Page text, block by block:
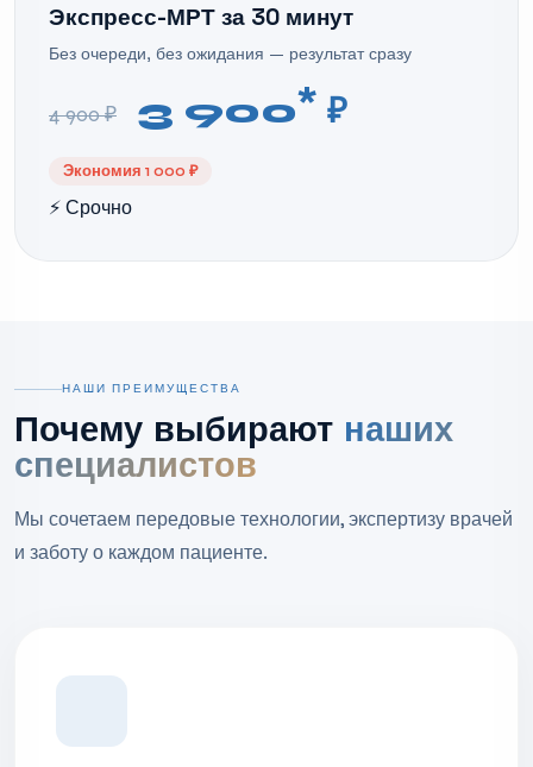
Экспресс-МРТ за 30 минут
Без очереди, без ожидания — результат сразу
4 900 ₽ 3 900* ₽
Экономия 1 000 ₽
⚡ Срочно
НАШИ ПРЕИМУЩЕСТВА
Почему выбирают наших
специалистов
Мы сочетаем передовые технологии, экспертизу врачей
и заботу о каждом пациенте.